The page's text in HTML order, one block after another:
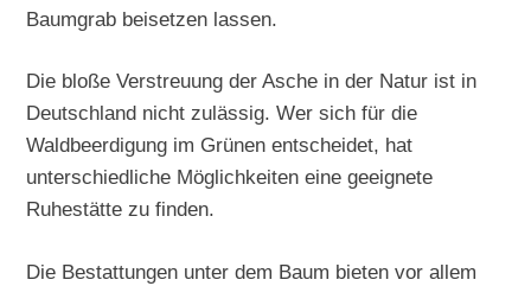
Baumgrab beisetzen lassen.
Die bloße Verstreuung der Asche in der Natur ist in
Deutschland nicht zulässig. Wer sich für die
Waldbeerdigung im Grünen entscheidet, hat
unterschiedliche Möglichkeiten eine geeignete
Ruhestätte zu finden.
Die Bestattungen unter dem Baum bieten vor allem